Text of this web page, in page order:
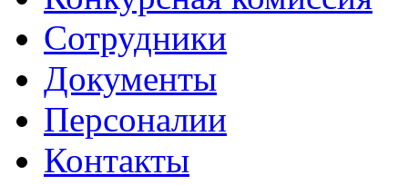
Сотрудники
Документы
Персоналии
Контакты